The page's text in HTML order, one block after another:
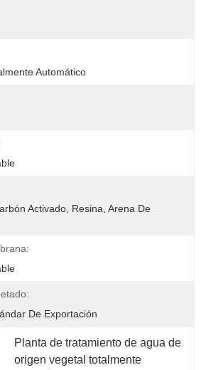
Automático
Activado, Resina, Arena De
De Exportación
Planta de tratamiento de agua de
origen vegetal totalmente